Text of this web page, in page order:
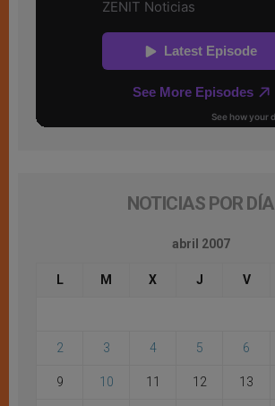
NOTICIAS POR DÍA
abril 2007
L M X J V
2 3 4 5 6
9 10 11 12 13